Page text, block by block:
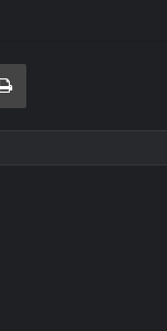
paylaş Yazdır